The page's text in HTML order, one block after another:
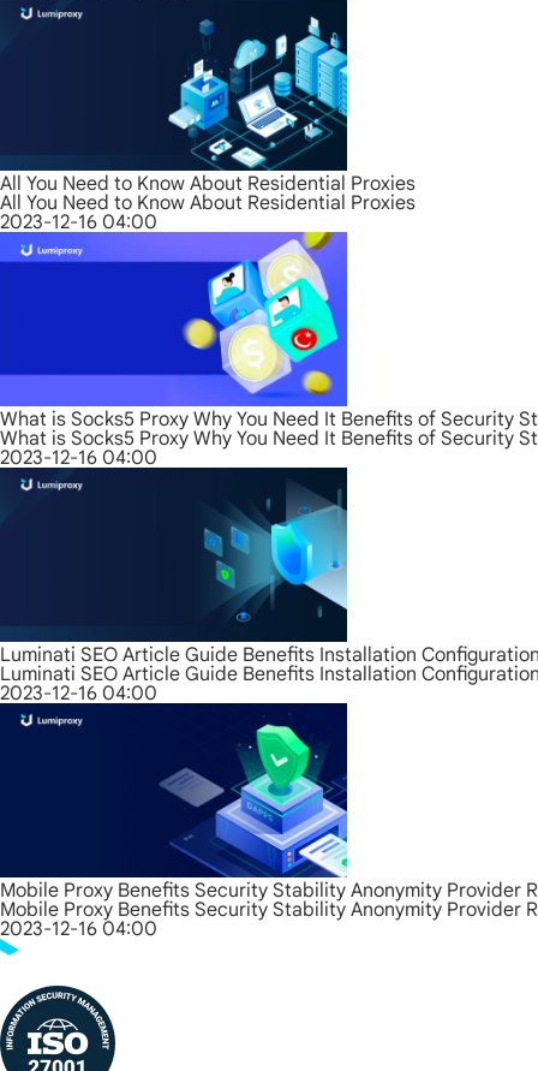
All You Need to Know About Residential Proxies
All You Need to Know About Residential Proxies
2023-12-16 04:00
What is Socks5 Proxy Why You Need It Benefits of Security
What is Socks5 Proxy Why You Need It Benefits of Security
2023-12-16 04:00
Luminati SEO Article Guide Benefits Installation
Luminati SEO Article Guide Benefits Installation
2023-12-16 04:00
Mobile Proxy Benefits Security Stability Anonymity Provider
Mobile Proxy Benefits Security Stability Anonymity Provider
2023-12-16 04:00